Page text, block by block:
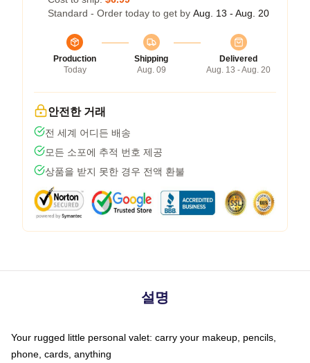
Standard - Order today to get by Aug. 13 - Aug. 20
Production
Today
Shipping
Aug. 09
Delivered
Aug. 13 - Aug. 20
안전한 거래
전 세계 어디든 배송
모든 소포에 추적 번호 제공
상품을 받지 못한 경우 전액 환불
설명
Your rugged little personal valet: carry your makeup, pencils,
phone, cards, anything